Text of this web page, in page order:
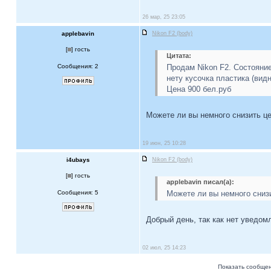
26 мар, 25 23:05
applebavin Nikon F2 (body)
[ ] гость
Сообщения: 2
Цитата:
Продам Nikon F2.
нету кусочка пластика
Цена 900 бел.руб
Можете ли вы немного снизить
19 июн, 25 10:28
i4ubays Nikon F2 (body)
[ ] гость
Сообщения: 5
applebavin писал(а):
Можете ли вы немного
Добрый день, так как нет
02 июл, 25 14:23
Показать